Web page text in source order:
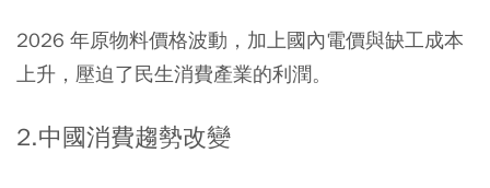
2026 年原物料價格波動，加上國內電價與缺工成本
上升，壓迫了民生消費產業的利潤。
2.中國消費趨勢改變